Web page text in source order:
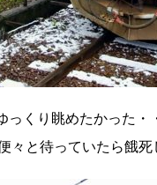
くり眺めたかった
と待っていたら餓死